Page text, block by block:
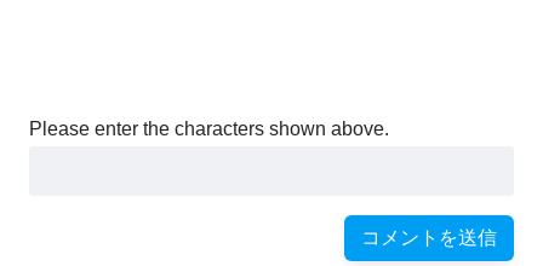
Please enter the characters shown above.